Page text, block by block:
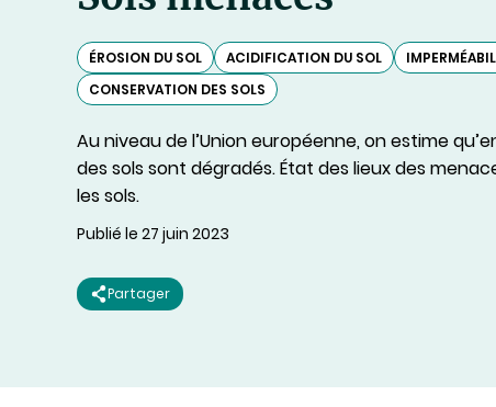
ÉROSION DU SOL ACIDIFICATION DU SOL
CONSERVATION DES SOLS
Au niveau de l’Union européenne, on estime
des sols sont dégradés. État des lieux des
les sols.
Publié le 27 juin 2023
Partager